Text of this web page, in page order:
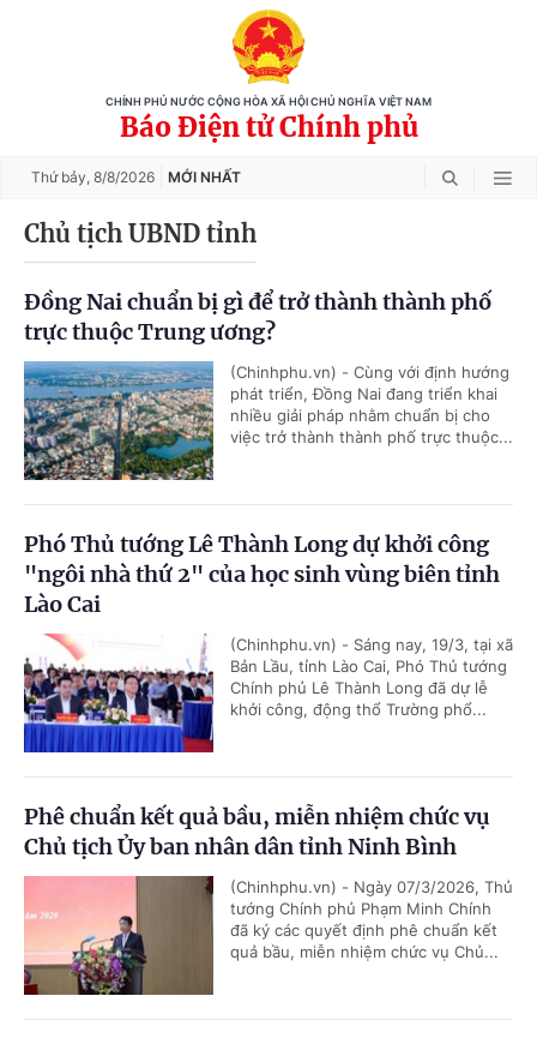
CHÍNH PHỦ NƯỚC CỘNG HÒA XÃ HỘI CHỦ NGHĨA VIỆT NAM
Báo Điện tử Chính phủ
Thứ bảy, 8/8/2026 MỚI NHẤT
Chủ tịch UBND tỉnh
Đồng Nai chuẩn bị gì để trở thành thành phố
trực thuộc Trung ương?
(Chinhphu.vn) - Cùng với định hướng
phát triển, Đồng Nai đang triển khai
nhiều giải pháp nhằm chuẩn bị cho
việc trở thành thành phố trực thuộc...
Phó Thủ tướng Lê Thành Long dự khởi công
"ngôi nhà thứ 2" của học sinh vùng biên tỉnh
Lào Cai
(Chinhphu.vn) - Sáng nay, 19/3, tại xã
Bản Lầu, tỉnh Lào Cai, Phó Thủ tướng
Chính phủ Lê Thành Long đã dự lễ
khởi công, động thổ Trường phổ...
Phê chuẩn kết quả bầu, miễn nhiệm chức vụ
Chủ tịch Ủy ban nhân dân tỉnh Ninh Bình
(Chinhphu.vn) - Ngày 07/3/2026, Thủ
tướng Chính phủ Phạm Minh Chính
đã ký các quyết định phê chuẩn kết
quả bầu, miễn nhiệm chức vụ Chủ...